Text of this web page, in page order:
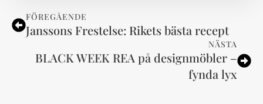
FÖREGÅENDE
Janssons Frestelse: Rikets bästa recept
NÄSTA
BLACK WEEK REA på designmöbler –
fynda lyx